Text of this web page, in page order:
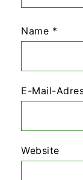
Name *
E-Mail-
Website